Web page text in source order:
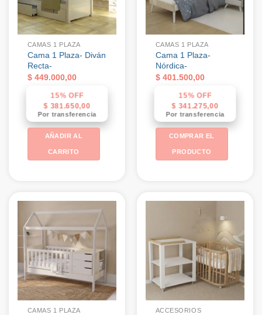
CAMAS 1 PLAZA
Cama 1 Plaza- Diván
Recta-
$449.000,00
15% OFF
$ 381.650,00
Por transferencia
AÑADIR AL
CARRITO
CAMAS 1 PLAZA
Cama 1 Plaza-
Nórdica-
$401.500,00
15% OFF
$ 341.275,00
Por transferencia
COMPRAR EL
PRODUCTO
CAMAS 1 PLAZA ACCESORIOS